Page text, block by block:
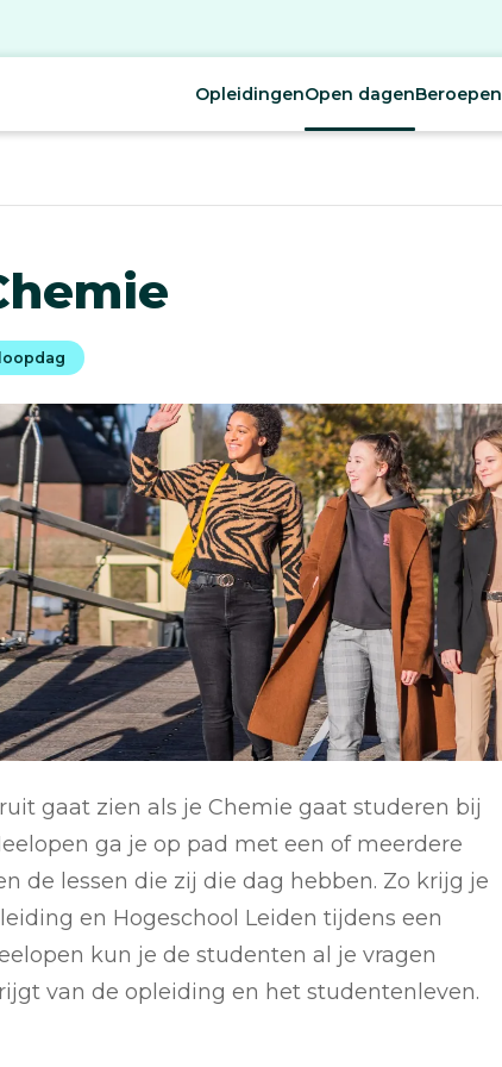
OpleidingenOpen dagenBeroepen
gaat zien als je Chemie gaat studeren bij
ga je op pad met een of meerdere
de lessen die zij die dag hebben. Zo krijg je
en Hogeschool Leiden tijdens een
kun je de studenten al je vragen
van de opleiding en het studentenleven.